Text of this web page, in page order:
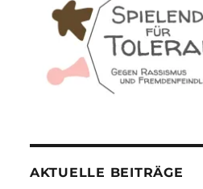
AKTUELLE BEITRÄGE